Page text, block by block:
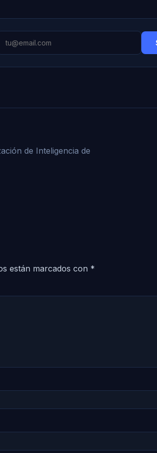
de Inteligencia de
están marcados con *